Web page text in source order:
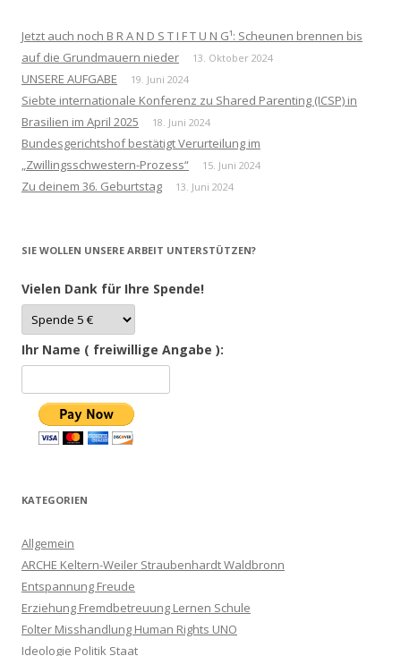
Jetzt auch noch B R A N D S T I F T U N G¹: Scheunen brennen bis
auf die Grundmauern nieder
13. Oktober 2024
UNSERE AUFGABE 19. Juni 2024
Siebte internationale Konferenz zu Shared Parenting (ICSP) in
Brasilien im April 2025
18. Juni 2024
Bundesgerichtshof bestätigt Verurteilung im
„Zwillingsschwestern-Prozess“
15. Juni 2024
Zu deinem 36. Geburtstag 13. Juni 2024
SIE WOLLEN UNSERE ARBEIT UNTERSTÜTZEN?
Vielen Dank für Ihre Spende!
Ihr Name ( freiwillige Angabe ):
KATEGORIEN
Allgemein
ARCHE Keltern-Weiler Straubenhardt Waldbronn
Entspannung Freude
Erziehung Fremdbetreuung Lernen Schule
Folter Misshandlung Human Rights UNO
Ideologie Politik Staat